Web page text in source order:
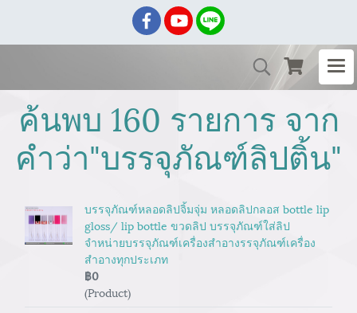
ค้นพบ 160 รายการ จาก
คำว่า"บรรจุภัณฑ์ลิปติ้น"
บรรจุภัณฑ์หลอดลิปจิ้มจุ่ม หลอดลิปกลอส bottle lip
gloss/ lip bottle ขวดลิป บรรจุภัณฑ์ใส่ลิป
จำหน่ายบรรจุภัณฑ์เครื่องสำอางรรจุภัณฑ์เครื่อง
สำอางทุกประเภท
฿0
(Product)